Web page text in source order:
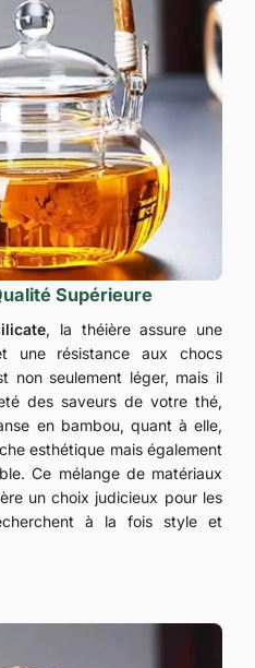
Supérieure
, la théière assure une
une résistance aux chocs
non seulement léger, mais il
des saveurs de votre thé,
en bambou, quant à elle,
esthétique mais également
Ce mélange de matériaux
un choix judicieux pour les
à la fois style et